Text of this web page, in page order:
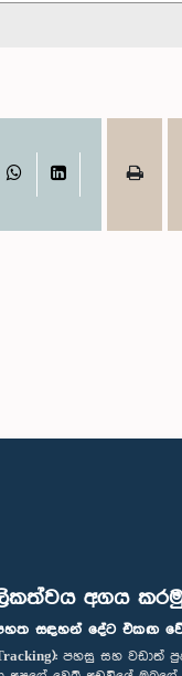
අගය
සඳහන් දේට එකඟ
පහසු සහ වඩාත්
WhatsAppLinkedIn